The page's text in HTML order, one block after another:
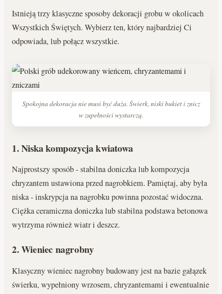
Istnieją trzy klasyczne sposoby dekoracji grobu w okolicach
Wszystkich Świętych. Wybierz ten, który najbardziej Ci
odpowiada, lub połącz wszystkie.
Spokojna dekoracja nie musi być duża. Świerk, niski bukiet i znicz
w zupełności wystarczą.
1. Niska kompozycja kwiatowa
Najprostszy sposób - stabilna doniczka lub kompozycja
chryzantem ustawiona przed nagrobkiem. Pamiętaj, aby była
niska - inskrypcja na nagrobku powinna pozostać widoczna.
Ciężka ceramiczna doniczka lub stabilna podstawa betonowa
wytrzyma również wiatr i deszcz.
2. Wieniec nagrobny
Klasyczny wieniec nagrobny budowany jest na bazie gałązek
świerku, wypełniony wrzosem, chryzantemami i ewentualnie